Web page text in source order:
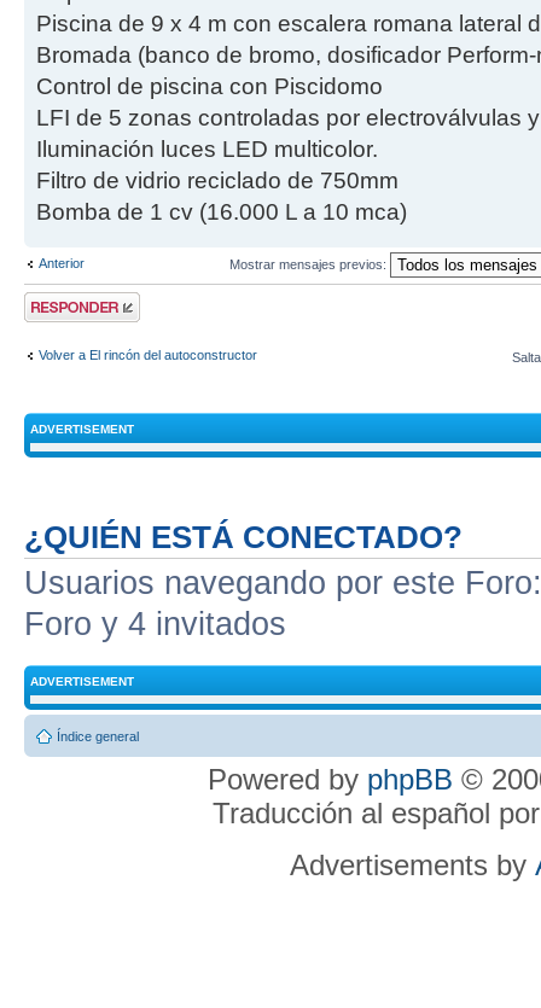
Piscina de 9 x 4 m con escalera romana lateral
Bromada (banco de bromo, dosificador
Control de piscina con Piscidomo
LFI de 5 zonas controladas por electroválvulas
Iluminación luces LED multicolor.
Filtro de vidrio reciclado de 750mm
Bomba de 1 cv (16.000 L a 10 mca)
Anterior Mostrar mensajes previos:
Publicar una
respuesta
Volver a El rincón del autoconstructor
ADVERTISEMENT
¿QUIÉN ESTÁ CONECTADO?
Usuarios navegando por este
Foro y 4 invitados
ADVERTISEMENT
Índice general
Powered by phpBB ©
Traducción al español
Advertisements by